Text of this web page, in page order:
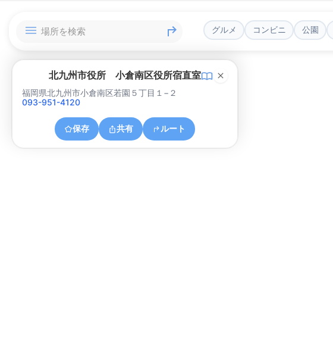
グルメ コンビニ 公園
北九州市役所 小倉南区役所宿直室
福岡県北九州市小倉南区若園５丁目１−２
093-951-4120
保存 共有 ルート